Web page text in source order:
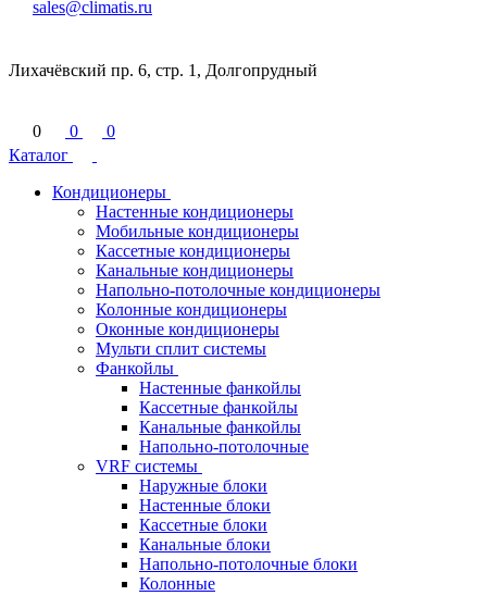
sales@climatis.ru
Лихачёвский пр. 6, стр. 1, Долгопрудный
0 0
0
Каталог
Кондиционеры
Настенные кондиционеры
Мобильные кондиционеры
Кассетные кондиционеры
Канальные кондиционеры
Напольно-потолочные кондиционеры
Колонные кондиционеры
Оконные кондиционеры
Мульти сплит системы
Фанкойлы
Настенные фанкойлы
Кассетные фанкойлы
Канальные фанкойлы
Напольно-потолочные
VRF системы
Наружные блоки
Настенные блоки
Кассетные блоки
Канальные блоки
Напольно-потолочные блоки
Колонные